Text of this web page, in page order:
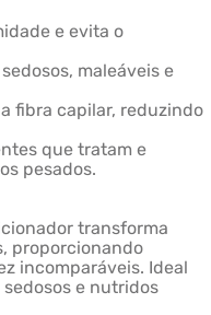
e evita o
maleáveis e
fibra capilar, reduzindo
que tratam e
pesados.
transforma
proporcionando
incomparáveis. Ideal
e nutridos